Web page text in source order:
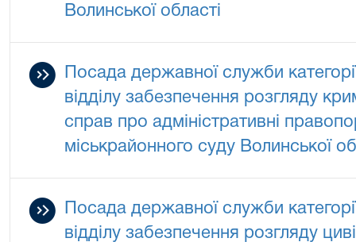
Волинської області
Посада державної служби
відділу забезпечення розгляду
справ про адміністративні
міськрайонного суду Волинської
Посада державної служби
відділу забезпечення розгляду